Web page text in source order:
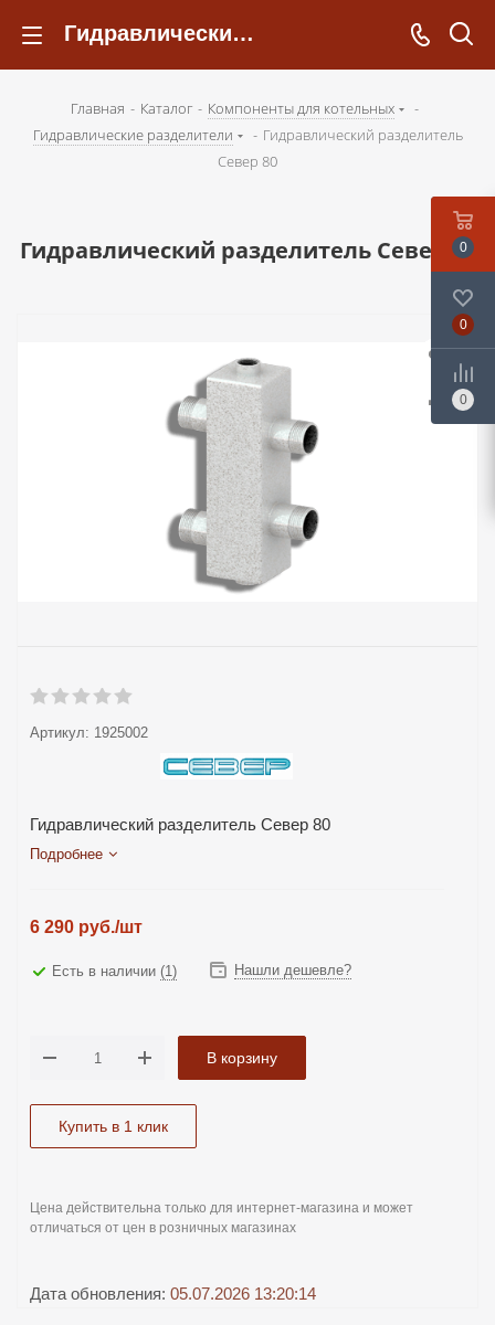
Гидравлический разделитель Север 80 - kotelsochi.ru
Главная - Каталог - Компоненты для котельных
-
Гидравлические разделители
- Гидравлический разделитель
Север 80
Гидравлический разделитель Север 80
Артикул: 1925002
Гидравлический разделитель Север 80
Подробнее
6 290 руб./шт
Есть в наличии (1) Нашли дешевле?
В корзину
Купить в 1 клик
Цена действительна только для интернет-магазина и может
отличаться от цен в розничных магазинах
Дата обновления: 05.07.2026 13:20:14
0
0
0